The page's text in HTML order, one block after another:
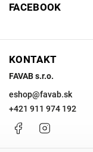
FACEBOOK
KONTAKT
FAVAB s.r.o.
eshop@favab.sk
+421 911 974 192
Facebook